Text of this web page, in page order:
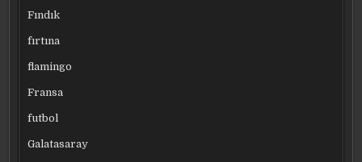
Fındık
fırtına
flamingo
Fransa
futbol
Galatasaray